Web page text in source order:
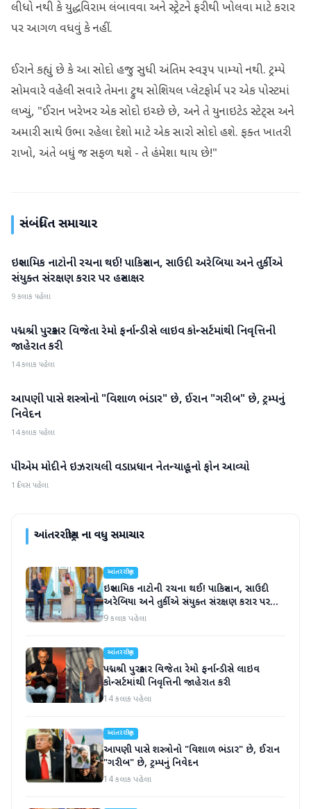
લીધો નથી કે યુદ્ધવિરામ લંબાવવા અને સ્ટ્રેટને ફરીથી ખોલવા માટે કરાર
પર આગળ વધવું કે નહીં.
ઈરાને કહ્યું છે કે આ સોદો હજુ સુધી અંતિમ સ્વરૂપ પામ્યો નથી. ટ્રમ્પે
સોમવારે વહેલી સવારે તેમના ટ્રુથ સોશિયલ પ્લેટફોર્મ પર એક પોસ્ટમાં
લખ્યું, "ઈરાન ખરેખર એક સોદો ઇચ્છે છે, અને તે યુનાઇટેડ સ્ટેટ્સ અને
અમારી સાથે ઉભા રહેલા દેશો માટે એક સારો સોદો હશે. ફક્ત ખાતરી
રાખો, અંતે બધું જ સફળ થશે - તે હંમેશા થાય છે!"
સંબંધિત સમાચાર
આંતરરાષ્ટ્રીય
ઇસ્લામિક નાટોની રચના થઈ! પાકિસ્તાન, સાઉદી અરેબિયા અને તુર્કીએ
સંયુક્ત સંરક્ષણ કરાર પર હસ્તાક્ષર
9 કલાક પહેલા
આંતરરાષ્ટ્રીય
પદ્મશ્રી પુરસ્કાર વિજેતા રેમો ફર્નાન્ડીસે લાઇવ કોન્સર્ટમાંથી નિવૃત્તિની
જાહેરાત કરી
14 કલાક પહેલા
આંતરરાષ્ટ્રીય
આપણી પાસે શસ્ત્રોનો "વિશાળ ભંડાર" છે, ઈરાન "ગરીબ" છે, ટ્રમ્પનું
નિવેદન
14 કલાક પહેલા
આંતરરાષ્ટ્રીય
પીએમ મોદીને ઇઝરાયલી વડાપ્રધાન નેતન્યાહૂનો ફોન આવ્યો
1 દિવસ પહેલા
આંતરરાષ્ટ્રીયના વધુ સમાચાર
આંતરરાષ્ટ્રીય
ઇસ્લામિક નાટોની રચના થઈ! પાકિસ્તાન, સાઉદી
અરેબિયા અને તુર્કીએ સંયુક્ત સંરક્ષણ કરાર પર
હસ્તાક્ષર
9 કલાક પહેલા
આંતરરાષ્ટ્રીય
પદ્મશ્રી પુરસ્કાર વિજેતા રેમો ફર્નાન્ડીસે લાઇવ
કોન્સર્ટમાંથી નિવૃત્તિની જાહેરાત કરી
14 કલાક પહેલા
આંતરરાષ્ટ્રીય
આપણી પાસે શસ્ત્રોનો "વિશાળ ભંડાર" છે, ઈરાન
"ગરીબ" છે, ટ્રમ્પનું નિવેદન
14 કલાક પહેલા